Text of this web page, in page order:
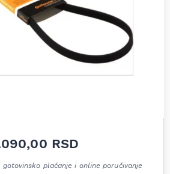
RSD
gotovinsko plaćanje i online poručivanje